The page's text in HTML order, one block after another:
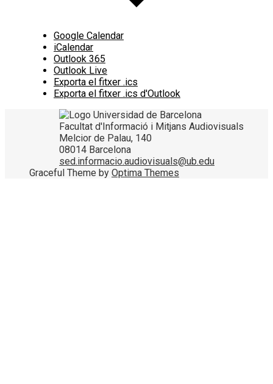
Google Calendar
iCalendar
Outlook 365
Outlook Live
Exporta el fitxer .ics
Exporta el fitxer .ics d'Outlook
Facultat d'Informació i Mitjans Audiovisuals
Melcior de Palau, 140
08014 Barcelona
sed.informacio.audiovisuals@ub.edu
Graceful Theme by Optima Themes